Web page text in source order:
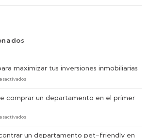
maximizar tus inversiones inmobiliarias
maximizar
inversiones
comprar un departamento en el primer
un departamento pet-friendly en